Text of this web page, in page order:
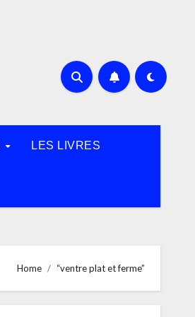
LES LIVRES
Home “ventre plat et ferme”